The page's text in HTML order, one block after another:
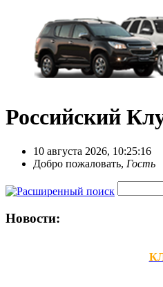
Российский
10 августа 2026, 10:25:16
Добро пожаловать, Гость
Новости: